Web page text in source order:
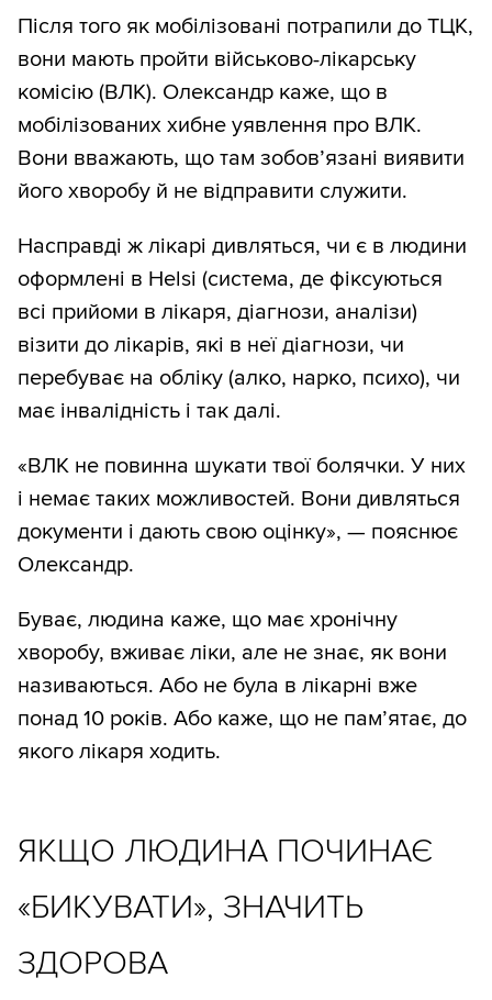
Після того як мобілізовані потрапили до ТЦК,
вони мають пройти військово-лікарську
комісію (ВЛК). Олександр каже, що в
мобілізованих хибне уявлення про ВЛК.
Вони вважають, що там зобов’язані виявити
його хворобу й не відправити служити.
Насправді ж лікарі дивляться, чи є в людини
оформлені в Helsi (система, де фіксуються
всі прийоми в лікаря, діагнози, аналізи)
візити до лікарів, які в неї діагнози, чи
перебуває на обліку (алко, нарко, психо), чи
має інвалідність і так далі.
«ВЛК не повинна шукати твої болячки. У них
і немає таких можливостей. Вони дивляться
документи і дають свою оцінку», — пояснює
Олександр.
Буває, людина каже, що має хронічну
хворобу, вживає ліки, але не знає, як вони
називаються. Або не була в лікарні вже
понад 10 років. Або каже, що не пам’ятає, до
якого лікаря ходить.
ЯКЩО ЛЮДИНА ПОЧИНАЄ
«БИКУВАТИ», ЗНАЧИТЬ
ЗДОРОВА